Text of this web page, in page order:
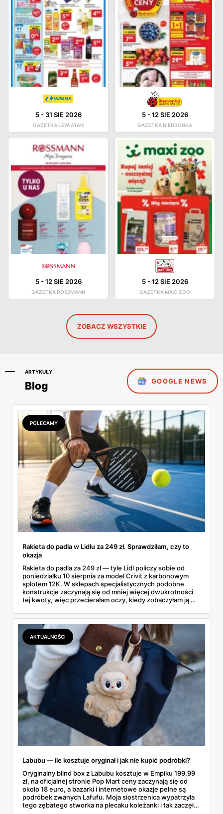
5- 31 SIE 2026
GAZETKA LEWIATAN
5-12 SIE 2026
GAZETKA BIEDRONKA
5-12 SIE 2026
GAZETKA ROSSMANN
5-12 SIE 2026
GAZETKA MAXI ZOO
ZOBACZ WSZYSTKIE
ARTYKUŁY
Blog GOOGLE NEWS
POLECAMY
Rakieta do padla w Lidlu za 249 zł. Sprawdziłam, czy to
okazja
Rakieta do padla za 249 zł — tyle Lidl policzy sobie od
poniedziałku 10 sierpnia za model Crivit z karbonowym
splotem 12K. W sklepach specjalistycznych podobne
konstrukcje zaczynają się od mniej więcej dwukrotności
tej kwoty, więc przecierałam oczy, kiedy zobaczyłam ją w
najszybciej rosnący sport w Polsce: kortów przybywa
lawinowo, a chętnych jeszcze szybciej. Sprawdziłam, co
dokładnie dostajemy za te pieniądze i komu taka rakieta
faktycznie wystarczy.
AKTUALNOŚCI
Labubu — ile kosztuje oryginał i jak nie kupić podróbki?
Oryginalny blind box z Labubu kosztuje w Empiku 199,99
zł, na oficjalnej stronie Pop Mart ceny zaczynają się od
około 18 euro, a bazarki i internetowe okazje pełne są
podróbek zwanych Lafufu. Moja siostrzenica wypatrzyła
tego zębatego stworka na plecaku koleżanki i tak zaczęło